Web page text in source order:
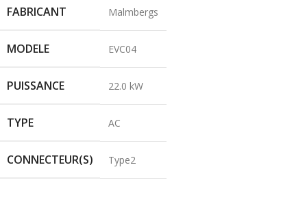
FABRICANT Malmbergs
MODELE EVC04
PUISSANCE 22.0 kW
TYPE AC
CONNECTEUR(S) Type2